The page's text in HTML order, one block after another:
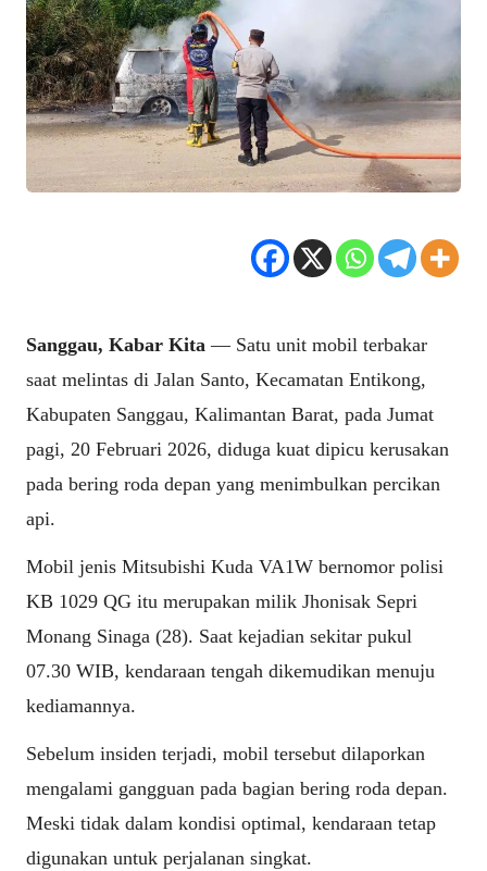
Sanggau, Kabar Kita — Satu unit mobil terbakar
saat melintas di Jalan Santo, Kecamatan Entikong,
Kabupaten Sanggau, Kalimantan Barat, pada Jumat
pagi, 20 Februari 2026, diduga kuat dipicu kerusakan
pada bering roda depan yang menimbulkan percikan
api.
Mobil jenis Mitsubishi Kuda VA1W bernomor polisi
KB 1029 QG itu merupakan milik Jhonisak Sepri
Monang Sinaga (28). Saat kejadian sekitar pukul
07.30 WIB, kendaraan tengah dikemudikan menuju
kediamannya.
Sebelum insiden terjadi, mobil tersebut dilaporkan
mengalami gangguan pada bagian bering roda depan.
Meski tidak dalam kondisi optimal, kendaraan tetap
digunakan untuk perjalanan singkat.